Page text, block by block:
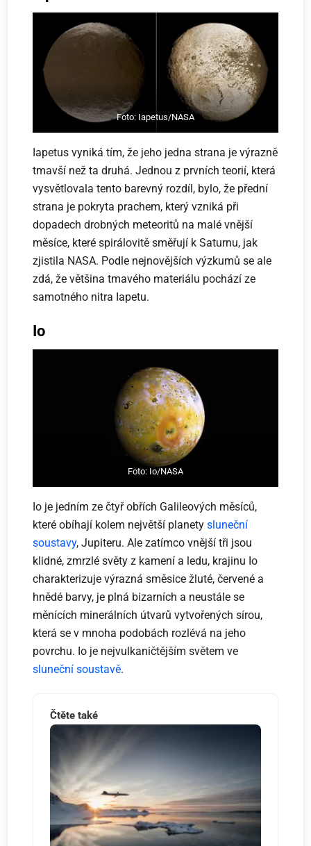
Foto: Iapetus/NASA
Iapetus vyniká tím, že jeho jedna strana je výrazně
tmavší než ta druhá. Jednou z prvních teorií, která
vysvětlovala tento barevný rozdíl, bylo, že přední
strana je pokryta prachem, který vzniká při
dopadech drobných meteoritů na malé vnější
měsíce, které spirálovitě směřují k Saturnu, jak
zjistila NASA. Podle nejnovějších výzkumů se ale
zdá, že většina tmavého materiálu pochází ze
samotného nitra Iapetu.
Io
Foto: Io/NASA
Io je jedním ze čtyř obřích Galileových měsíců,
které obíhají kolem největší planetysluneční
soustavy, Jupiteru. Ale zatímco vnější tři jsou
klidné, zmrzlé světy z kamení a ledu, krajinu Io
charakterizuje výrazná směsice žluté, červené a
hnědé barvy, je plná bizarních a neustále se
měnících minerálních útvarů vytvořených sírou,
která se v mnoha podobách rozlévá na jeho
povrchu. Io je nejvulkaničtějším světem ve
sluneční soustavě.
Čtěte také